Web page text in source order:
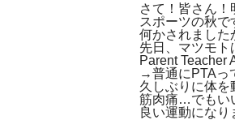
さて！皆さん！
スポーツの秋で
何かされました
先日、マツモト
Parent Teacher
→普通にPTAっ
久しぶりに体を
筋肉痛…でもい
良い運動にな